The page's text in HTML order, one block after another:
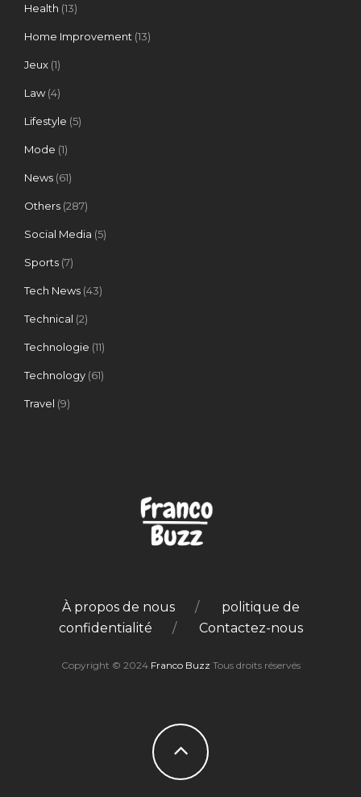
Health (13)
Home Improvement (13)
Jeux (1)
Law(4)
Lifestyle (5)
Mode (1)
News (61)
Others (287)
Social Media (5)
Sports (7)
Tech News (43)
Technical (2)
Technologie (11)
Technology (61)
Travel (9)
À propos de nous
politique de
confidentialité
Contactez-nous
Copyright © 2024 Franco Buzz Tous droits réservés